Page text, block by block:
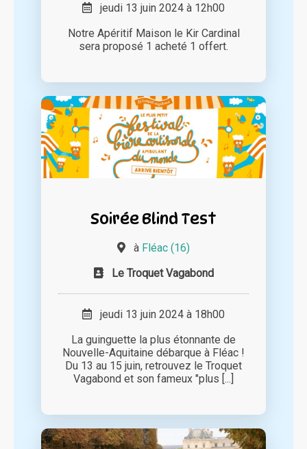
jeudi 13 juin 2024 à 12h00
Notre Apéritif Maison le Kir Cardinal
sera proposé 1 acheté 1 offert.
Soirée Blind Test
à Fléac (16)
Le Troquet Vagabond
jeudi 13 juin 2024 à 18h00
La guinguette la plus étonnante de
Nouvelle-Aquitaine débarque à Fléac !
Du 13 au 15 juin, retrouvez le Troquet
Vagabond et son fameux "plus [...]